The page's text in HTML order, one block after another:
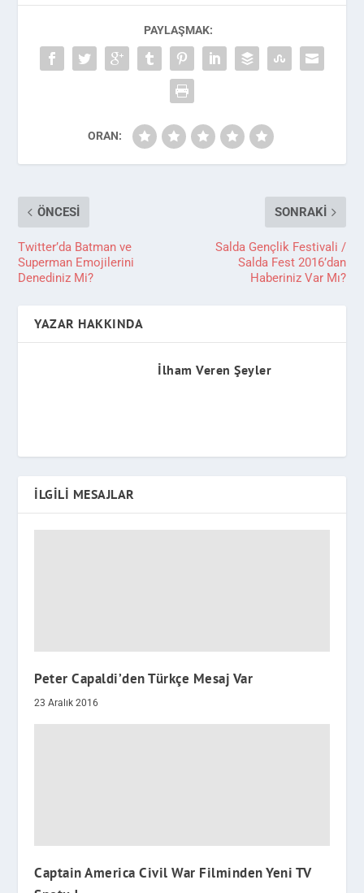
PAYLAŞMAK:
ORAN:
ÖNCESI
Twitter’da Batman ve
Superman Emojilerini
Denediniz Mi?
SONRAKI
Salda Gençlik Festivali /
Salda Fest 2016’dan
Haberiniz Var Mı?
YAZAR HAKKINDA
İlham Veren Şeyler
İLGILI MESAJLAR
Peter Capaldi’den Türkçe Mesaj Var
23 Aralık 2016
Captain America Civil War Filminden Yeni TV